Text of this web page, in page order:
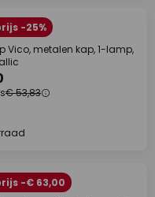
-25%
Vico, metalen kap, 1-lamp,
€ 53,83
-€ 63,00